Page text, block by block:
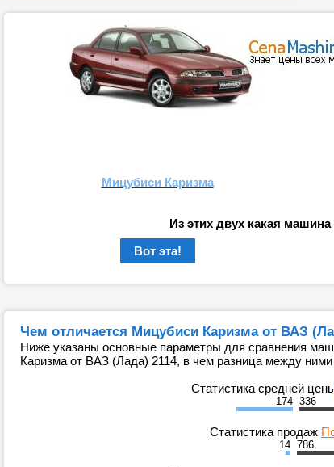
Мицубиси Каризма
Из этих двух какая
Вот эта!
Чем отличается Мицубиси Каризма от ВАЗ
Ниже указаны основные параметры для сравнения
Каризма от ВАЗ (Лада) 2114, в чем разница между
Статистика средней
174 336
Статистика продаж
14 786